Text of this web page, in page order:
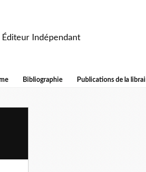
Éditeur Indépendant
Bibliographie Publications de la